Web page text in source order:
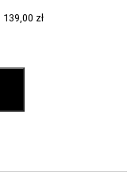
139,00 zł